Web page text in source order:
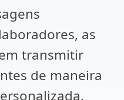
as
transmitir
de maneira